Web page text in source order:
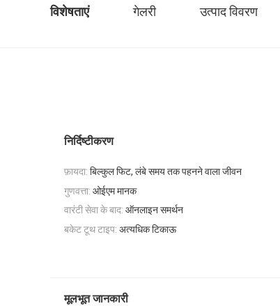
विशेषताएं गेलरी उत्पाद विवरण
निर्दिष्टीकरण
फ़ायदा: बिल्कुल फिट, लंबे समय तक पहनने वाला जीवन
गुणवत्ता: ओईएम मानक
वारंटी सेवा के बाद: ऑनलाइन समर्थन
बकेट टूथ टाइप: अत्यधिक टिकाऊ
मूलभूत जानकारी